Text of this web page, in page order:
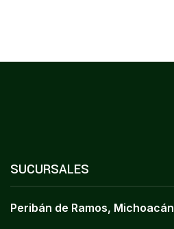
SUCURSALES
Peribán de Ramos, Michoacán